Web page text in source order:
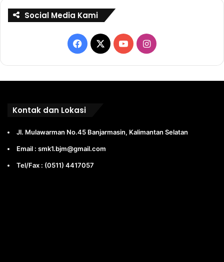
Social Media Kami
Facebook
X YouTubeInstagram
Kontak dan Lokasi
Jl. Mulawarman No.45 Banjarmasin, Kalimantan Selatan
Email : smk1.bjm@gmail.com
Tel/Fax : (0511) 4417057